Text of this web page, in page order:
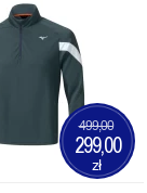
499,00
299,00
zł